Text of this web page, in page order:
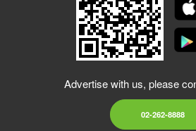
Advertise with us, please
02-262-8888